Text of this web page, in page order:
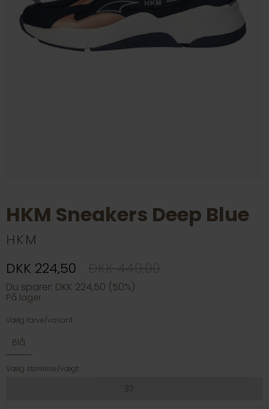
HKM Sneakers Deep Blue
HKM
Du sparer: DKK 224,50 (50%)
DKK 224,50
På lager
Vælg farve/variant:
Blå
Vælg størrelse/vægt:
37